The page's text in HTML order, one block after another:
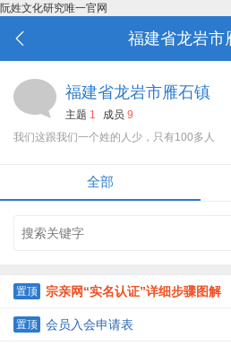
阮姓文化研究唯一官网
福建省龙岩市
福建省龙岩市雁石镇
主题 1 成员 9
我们这跟我们一个姓的人少，只有100多人
全部
置顶 宗亲网“实名认证”详细步骤图解
置顶 会员入会申请表